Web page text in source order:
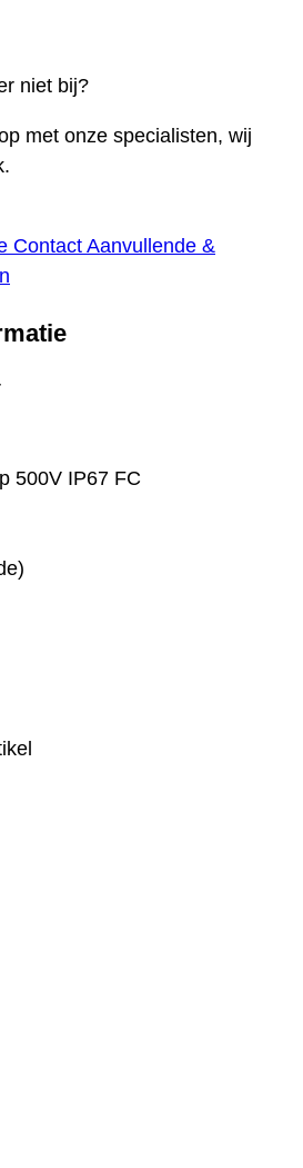
niet bij?
met onze specialisten, wij
Contact Aanvullende &
500V IP67 FC